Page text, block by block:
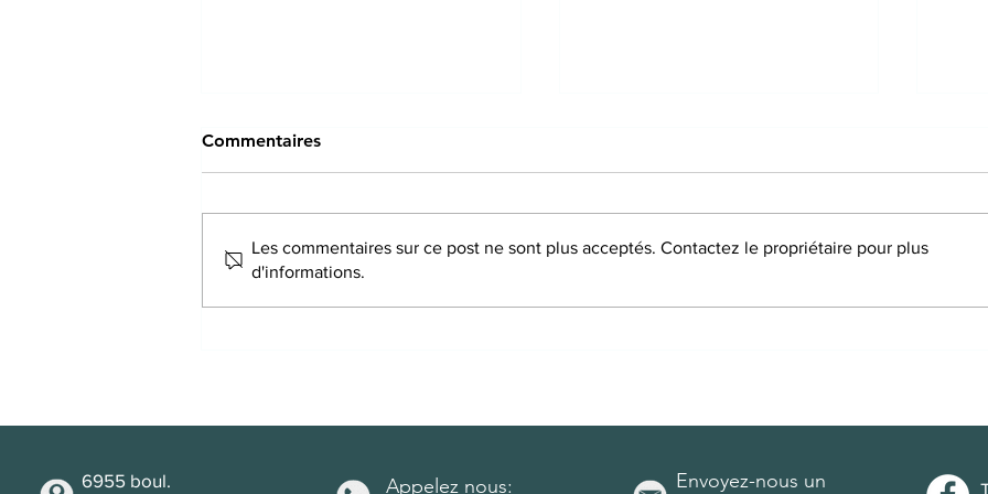
Au-delà de la relaxation :
Étude de cas : récupération
Commentaires
Les commentaires sur ce post ne sont plus acceptés. Contactez le propriétaire pour plus
d'informations.
6955 boul.
Appelez nous:
Envoyez-nous un